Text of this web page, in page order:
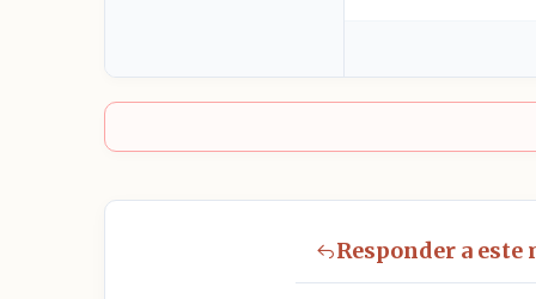
Responder a este